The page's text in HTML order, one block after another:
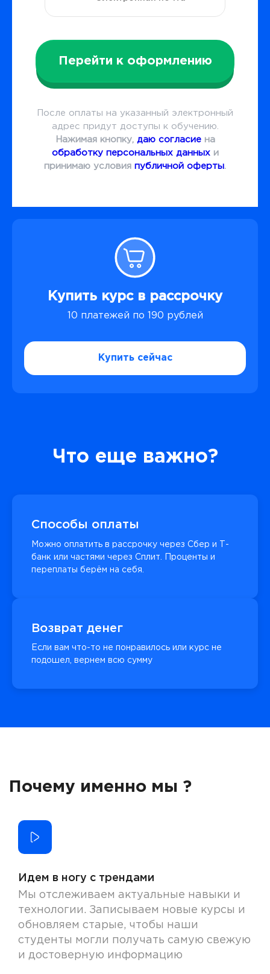
Перейти к оформлению
После оплаты на указанный электронный
адрес придут доступы к обучению.
Нажимая кнопку, даю согласиена
обработку персональных данныхи
принимаю условия публичной оферты.
Купить курс в рассрочку
10 платежей по 190 рублей
Купить сейчас
Что еще важно?
Способы оплаты
Можно оплатить в рассрочку через Сбер и Т-
банк или частями через Сплит. Проценты и
переплаты берём на себя.
Возврат денег
Если вам что-то не понравилось или курс не
подошел, вернем всю сумму
Почему именно мы ?
Идем в ногу с трендами
Мы отслеживаем актуальные навыки и
технологии. Записываем новые курсы и
обновляем старые, чтобы наши
студенты могли получать самую свежую
и достоверную информацию